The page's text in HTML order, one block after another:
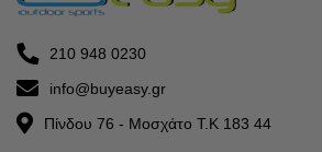
210 948 0230
info@buyeasy.gr
Πίνδου 76 - Μοσχάτο Τ.Κ 183 44